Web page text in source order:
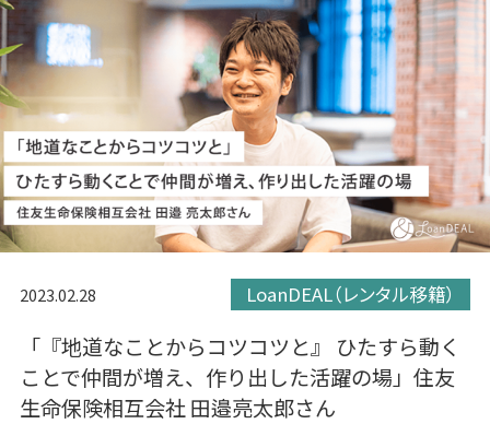
2023.02.28 LoanDEAL（レンタル移籍）
「『地道なことからコツコツと』 ひたすら動く
ことで仲間が増え、作り出した活躍の場」住友
生命保険相互会社 田邉亮太郎さん